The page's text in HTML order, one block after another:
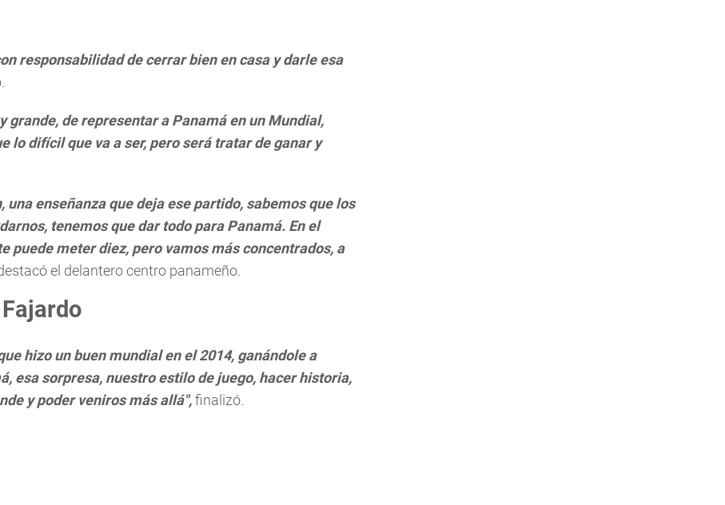
responsabilidad de cerrar bien en casa y darle esa
grande, de representar a Panamá en un Mundial,
lo difícil que va a ser, pero será tratar de ganar y
enseñanza que deja ese partido, sabemos que los
tenemos que dar todo para Panamá. En el
puede meter diez, pero vamos más concentrados, a
el delantero centro panameño.
hizo un buen mundial en el 2014, ganándole a
esa sorpresa, nuestro estilo de juego, hacer historia,
y poder veniros más allá",finalizó.